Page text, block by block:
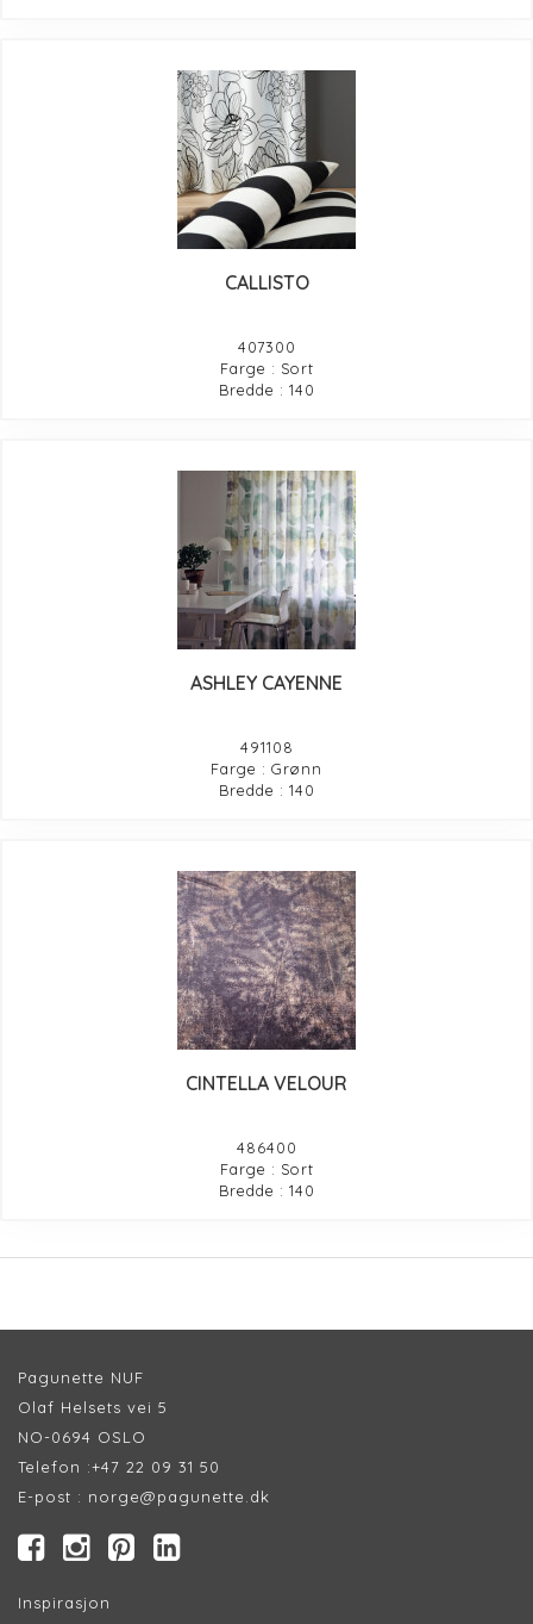
CALLISTO
407300
Farge : Sort
Bredde : 140
ASHLEY CAYENNE
491108
Farge : Grønn
Bredde : 140
CINTELLA VELOUR
486400
Farge : Sort
Bredde : 140
Pagunette NUF
Olaf Helsets vei 5
NO-0694 OSLO
Telefon :+47 22 09 31 50
E-post : norge@pagunette.dk
Inspirasjon